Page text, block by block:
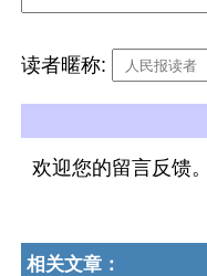
读者暱称:
欢迎您的留言反馈。
相关文章：